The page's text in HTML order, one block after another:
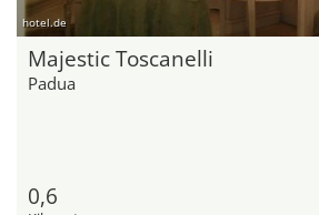
hotel.de
Majestic Toscanelli
Padua
0,6